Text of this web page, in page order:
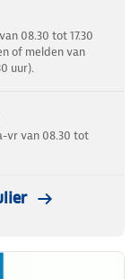
08.30 tot 17.30
of melden van
uur).
vr van 08.30 tot